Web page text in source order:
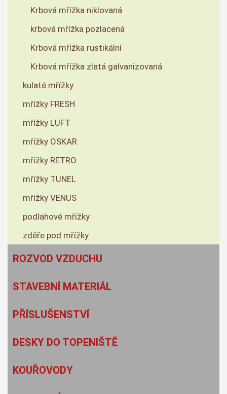
Krbová mřížka niklovaná
krbová mřížka pozlacená
Krbová mřížka rustikální
Krbová mřížka zlatá galvanizovaná
kulaté mřížky
mřížky FRESH
mřížky LUFT
mřížky OSKAR
mřížky RETRO
mřížky TUNEL
mřížky VENUS
podlahové mřížky
zděře pod mřížky
ROZVOD VZDUCHU
STAVEBNÍ MATERIÁL
PŘÍSLUŠENSTVÍ
DESKY DO TOPENIŠTĚ
KOUŘOVODY